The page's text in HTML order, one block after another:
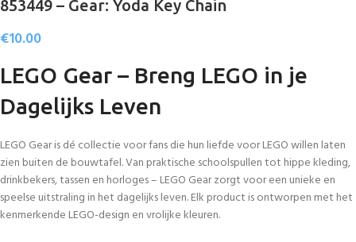
853449 – Gear: Yoda Key Chain
€10.00
LEGO Gear – Breng LEGO in je
Dagelijks Leven
LEGO Gear is dé collectie voor fans die hun liefde voor LEGO willen laten
zien buiten de bouwtafel. Van praktische schoolspullen tot hippe kleding,
drinkbekers, tassen en horloges – LEGO Gear zorgt voor een unieke en
speelse uitstraling in het dagelijks leven. Elk product is ontworpen met het
kenmerkende LEGO-design en vrolijke kleuren.